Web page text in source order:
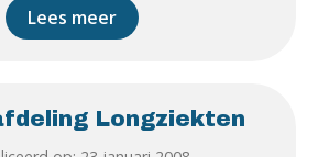
Lees meer
Longziekten